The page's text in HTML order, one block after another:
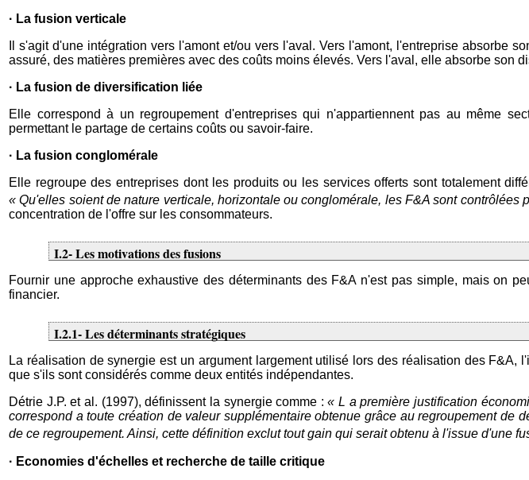
· La fusion verticale
Il s'agit d'une intégration vers l'amont et/ou vers l'aval. Vers l'amont, l'entreprise absorbe
assuré, des matières premières avec des coûts moins élevés. Vers l'aval, elle absorbe son
· La fusion de diversification liée
Elle correspond à un regroupement d'entreprises qui n'appartiennent pas au même
permettant le partage de certains coûts ou savoir-faire.
· La fusion conglomérale
Elle regroupe des entreprises dont les produits ou les services offerts sont totalement
« Qu'elles soient de nature verticale, horizontale ou conglomérale, les F&A sont
concentration de l'offre sur les consommateurs.
I.2- Les motivations des fusions
Fournir une approche exhaustive des déterminants des F&A n'est pas simple, mais on
financier.
I.2.1- Les déterminants stratégiques
La réalisation de synergie est un argument largement utilisé lors des réalisation des
que s'ils sont considérés comme deux entités indépendantes.
Détrie J.P. et al. (1997), définissent la synergie comme :« L a première justification
correspond a toute création de valeur supplémentaire obtenue grâce au regroupement
de ce regroupement. Ainsi, cette définition exclut tout gain qui serait obtenu à l'issue d'une
· Economies d'échelles et recherche de taille critique